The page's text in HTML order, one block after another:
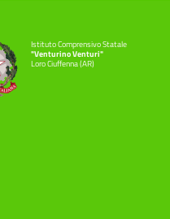
Istituto Comprensivo Statale
"Venturino Venturi"
Loro Ciuffenna (AR)